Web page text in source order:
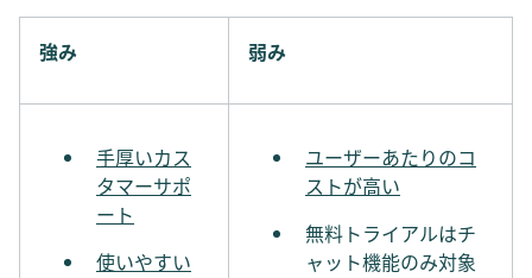
強み 弱み
手厚いカス
タマーサポ
ート
使いやすい
ユーザーあたりのコ
ストが高い
無料トライアルはチ
ャット機能のみ対象